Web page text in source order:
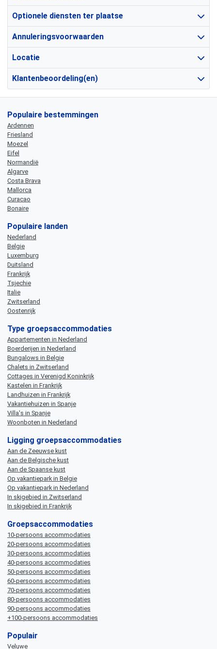
Optionele diensten ter plaatse
Annuleringsvoorwaarden
Locatie
Klantenbeoordeling(en)
Populaire bestemmingen
Ardennen
Friesland
Moezel
Eifel
Normandië
Algarve
Costa Brava
Mallorca
Curacao
Bonaire
Populaire landen
Nederland
Belgie
Luxemburg
Duitsland
Frankrijk
Tsjechie
Italie
Zwitserland
Oostenrijk
Type groepsaccommodaties
Appartementen in Nederland
Boerderijen in Nederland
Bungalows in Belgie
Chalets in Zwitserland
Cottages in Verenigd Koninkrijk
Kastelen in Frankrijk
Landhuizen in Frankrijk
Vakantiehuizen in Spanje
Villa's in Spanje
Woonboten in Nederland
Ligging groepsaccommodaties
Aan de Zeeuwse kust
Aan de Belgische kust
Aan de Spaanse kust
Op vakantiepark in Belgie
Op vakantiepark in Nederland
In skigebied in Zwitserland
In skigebied in Frankrijk
Groepsaccommodaties
10-persoons accommodaties
20-persoons accommodaties
30-persoons accommodaties
40-persoons accommodaties
50-persoons accommodaties
60-persoons accommodaties
70-persoons accommodaties
80-persoons accommodaties
90-persoons accommodaties
+100-persoons accommodaties
Populair
Veluwe